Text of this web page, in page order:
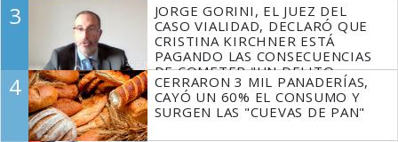
3
JORGE GORINI, EL JUEZ DEL
CASO VIALIDAD, DECLARÓ QUE
CRISTINA KIRCHNER ESTÁ
PAGANDO LAS CONSECUENCIAS
DE COMETER "UN DELITO
COMPROBADO"
4
CERRARON 3 MIL PANADERÍAS,
CAYÓ UN 60% EL CONSUMO Y
SURGEN LAS "CUEVAS DE PAN"